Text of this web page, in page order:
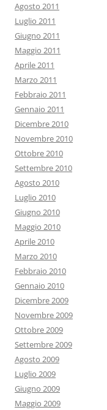
Agosto 2011
Luglio 2011
Giugno 2011
Maggio 2011
Aprile 2011
Marzo 2011
Febbraio 2011
Gennaio 2011
Dicembre 2010
Novembre 2010
Ottobre 2010
Settembre 2010
Agosto 2010
Luglio 2010
Giugno 2010
Maggio 2010
Aprile 2010
Marzo 2010
Febbraio 2010
Gennaio 2010
Dicembre 2009
Novembre 2009
Ottobre 2009
Settembre 2009
Agosto 2009
Luglio 2009
Giugno 2009
Maggio 2009